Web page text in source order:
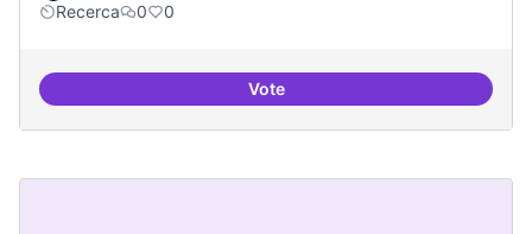
Recerca
0 0
VotePilot guifinet nivell ciutat